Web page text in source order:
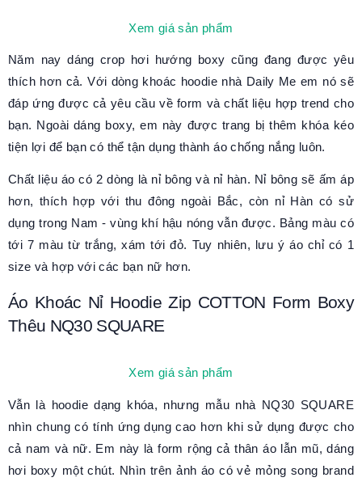
Xem giá sản phẩm
Năm nay dáng crop hơi hướng boxy cũng đang được yêu
thích hơn cả. Với dòng khoác hoodie nhà Daily Me em nó sẽ
đáp ứng được cả yêu cầu về form và chất liệu hợp trend cho
bạn. Ngoài dáng boxy, em này được trang bị thêm khóa kéo
tiện lợi để bạn có thể tận dụng thành áo chống nắng luôn.
Chất liệu áo có 2 dòng là nỉ bông và nỉ hàn. Nỉ bông sẽ ấm áp
hơn, thích hợp với thu đông ngoài Bắc, còn nỉ Hàn có sử
dụng trong Nam - vùng khí hậu nóng vẫn được. Bảng màu có
tới 7 màu từ trắng, xám tới đỏ. Tuy nhiên, lưu ý áo chỉ có 1
size và hợp với các bạn nữ hơn.
Áo Khoác Nỉ Hoodie Zip COTTON Form Boxy
Thêu NQ30 SQUARE
Xem giá sản phẩm
Vẫn là hoodie dạng khóa, nhưng mẫu nhà NQ30 SQUARE
nhìn chung có tính ứng dụng cao hơn khi sử dụng được cho
cả nam và nữ. Em này là form rộng cả thân áo lẫn mũ, dáng
hơi boxy một chút. Nhìn trên ảnh áo có vẻ mỏng song brand